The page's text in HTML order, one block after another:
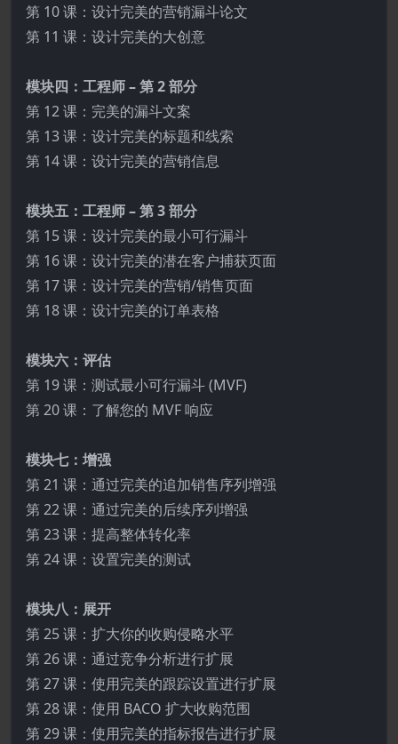
第 10 课：设计完美的营销漏斗论文
第 11 课：设计完美的大创意
模块四：工程师 – 第 2 部分
第 12 课：完美的漏斗文案
第 13 课：设计完美的标题和线索
第 14 课：设计完美的营销信息
模块五：工程师 – 第 3 部分
第 15 课：设计完美的最小可行漏斗
第 16 课：设计完美的潜在客户捕获页面
第 17 课：设计完美的营销/销售页面
第 18 课：设计完美的订单表格
模块六：评估
第 19 课：测试最小可行漏斗 (MVF)
第 20 课：了解您的 MVF 响应
模块七：增强
第 21 课：通过完美的追加销售序列增强
第 22 课：通过完美的后续序列增强
第 23 课：提高整体转化率
第 24 课：设置完美的测试
模块八：展开
第 25 课：扩大你的收购侵略水平
第 26 课：通过竞争分析进行扩展
第 27 课：使用完美的跟踪设置进行扩展
第 28 课：使用 BACO 扩大收购范围
第 29 课：使用完美的指标报告进行扩展